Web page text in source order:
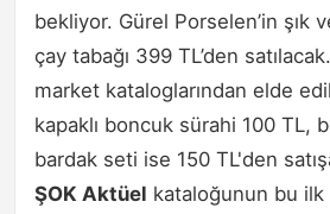
bekliyor. Gürel Porselen’in şık
çay tabağı 399 TL’den
market kataloglarından elde
kapaklı boncuk sürahi 100 TL,
bardak seti ise 150 TL'den
ŞOK Aktüel kataloğunun bu ilk